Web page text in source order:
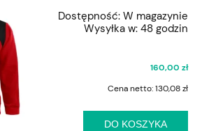
Dostępność: W magazynie
Wysyłka w: 48 godzin
160,00 zł
Cena netto:130,08 zł
DO KOSZYKA